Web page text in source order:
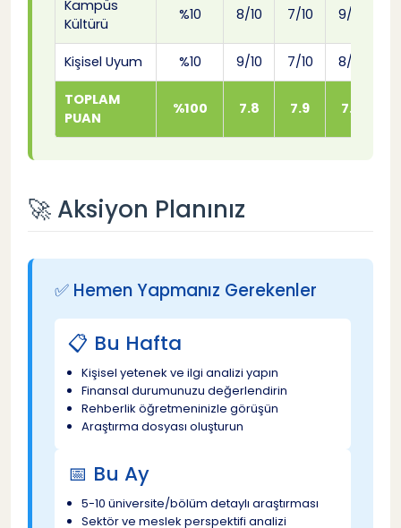
Kampüs
Kültürü
%10 8/10 7/10 9/10
Kişisel Uyum %10 9/10 7/10 8/10
TOPLAM
PUAN
%100 7.8 7.9 7.3
🚀 Aksiyon Planınız
✅ Hemen Yapmanız Gerekenler
📋 Bu Hafta
Kişisel yetenek ve ilgi analizi yapın
Finansal durumunuzu değerlendirin
Rehberlik öğretmeninizle görüşün
Araştırma dosyası oluşturun
📅 Bu Ay
5-10 üniversite/bölüm detaylı araştırması
Sektör ve meslek perspektifi analizi